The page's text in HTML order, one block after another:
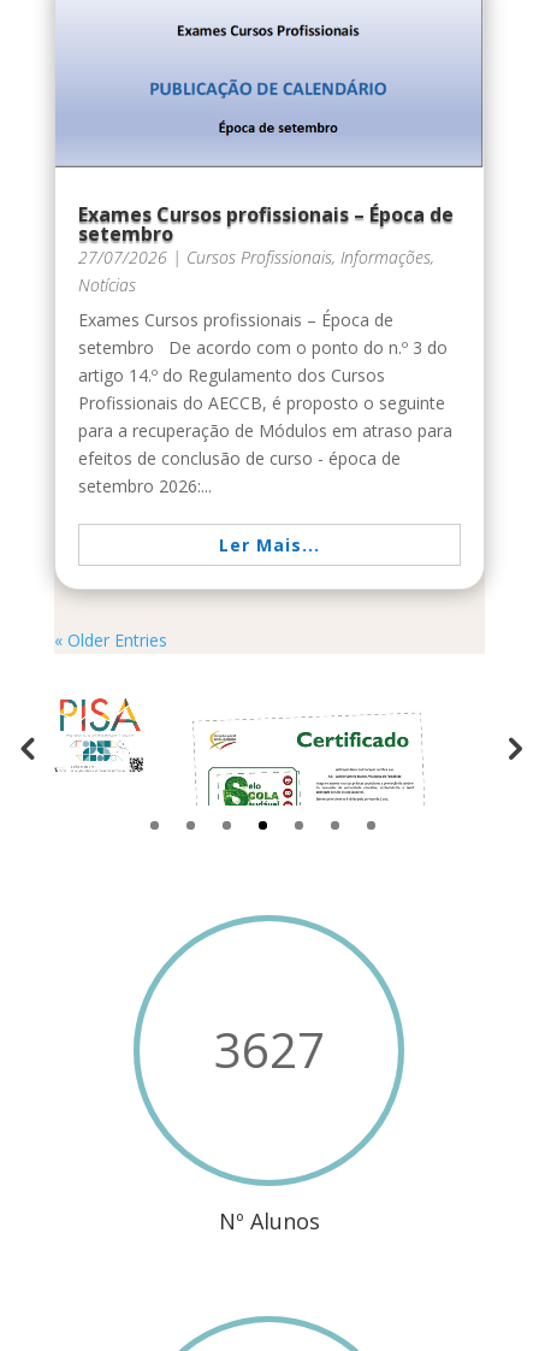
Exames Cursos profissionais – Época de
setembro
27/07/2026| Cursos Profissionais, Informações,
Notícias
Exames Cursos profissionais – Época de
setembro De acordo com o ponto do n.º 3 do
artigo 14.º do Regulamento dos Cursos
Profissionais do AECCB, é proposto o seguinte
para a recuperação de Módulos em atraso para
efeitos de conclusão de curso - época de
setembro 2026:...
Ler Mais...
« Older Entries